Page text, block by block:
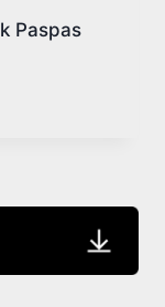
Paspas